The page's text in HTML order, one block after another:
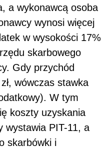
a wykonawcą osoba
wynosi więcej
w wysokości 17%
skarbowego
Gdy przychód
wówczas stawka
W tym
koszty uzyskania
wystawia PIT-11, a
skarbówki i